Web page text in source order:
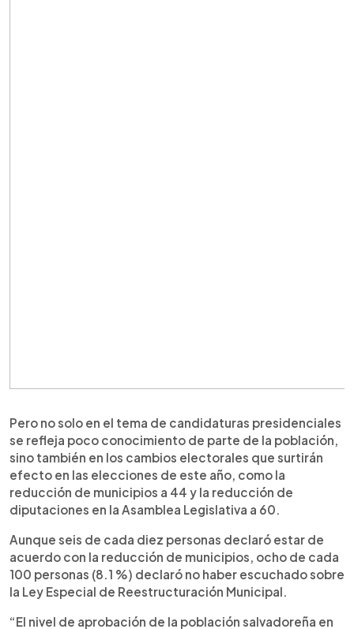
Pero no solo en el tema de candidaturas presidenciales
se refleja poco conocimiento de parte de la población,
sino también en los cambios electorales que surtirán
efecto en las elecciones de este año, como la
reducción de municipios a 44 y la reducción de
diputaciones en la Asamblea Legislativa a 60.
Aunque seis de cada diez personas declaró estar de
acuerdo con la reducción de municipios, ocho de cada
100 personas (8.1 %) declaró no haber escuchado sobre
la Ley Especial de Reestructuración Municipal.
“El nivel de aprobación de la población salvadoreña en